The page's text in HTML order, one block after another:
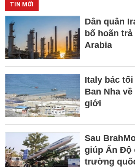
TIN MỚI
Dân quân
bố hoãn trả
Arabia
Italy bác
Ban Nha
giới
Sau
giúp Ấn Độ
trường